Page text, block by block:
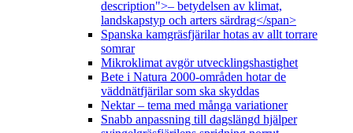
description">– betydelsen av klimat,
landskapstyp och arters särdrag</span>
Spanska kamgräsfjärilar hotas av allt torrare
somrar
Mikroklimat avgör utvecklingshastighet
Bete i Natura 2000-områden hotar de
väddnätfjärilar som ska skyddas
Nektar – tema med många variationer
Snabb anpassning till dagslängd hjälper